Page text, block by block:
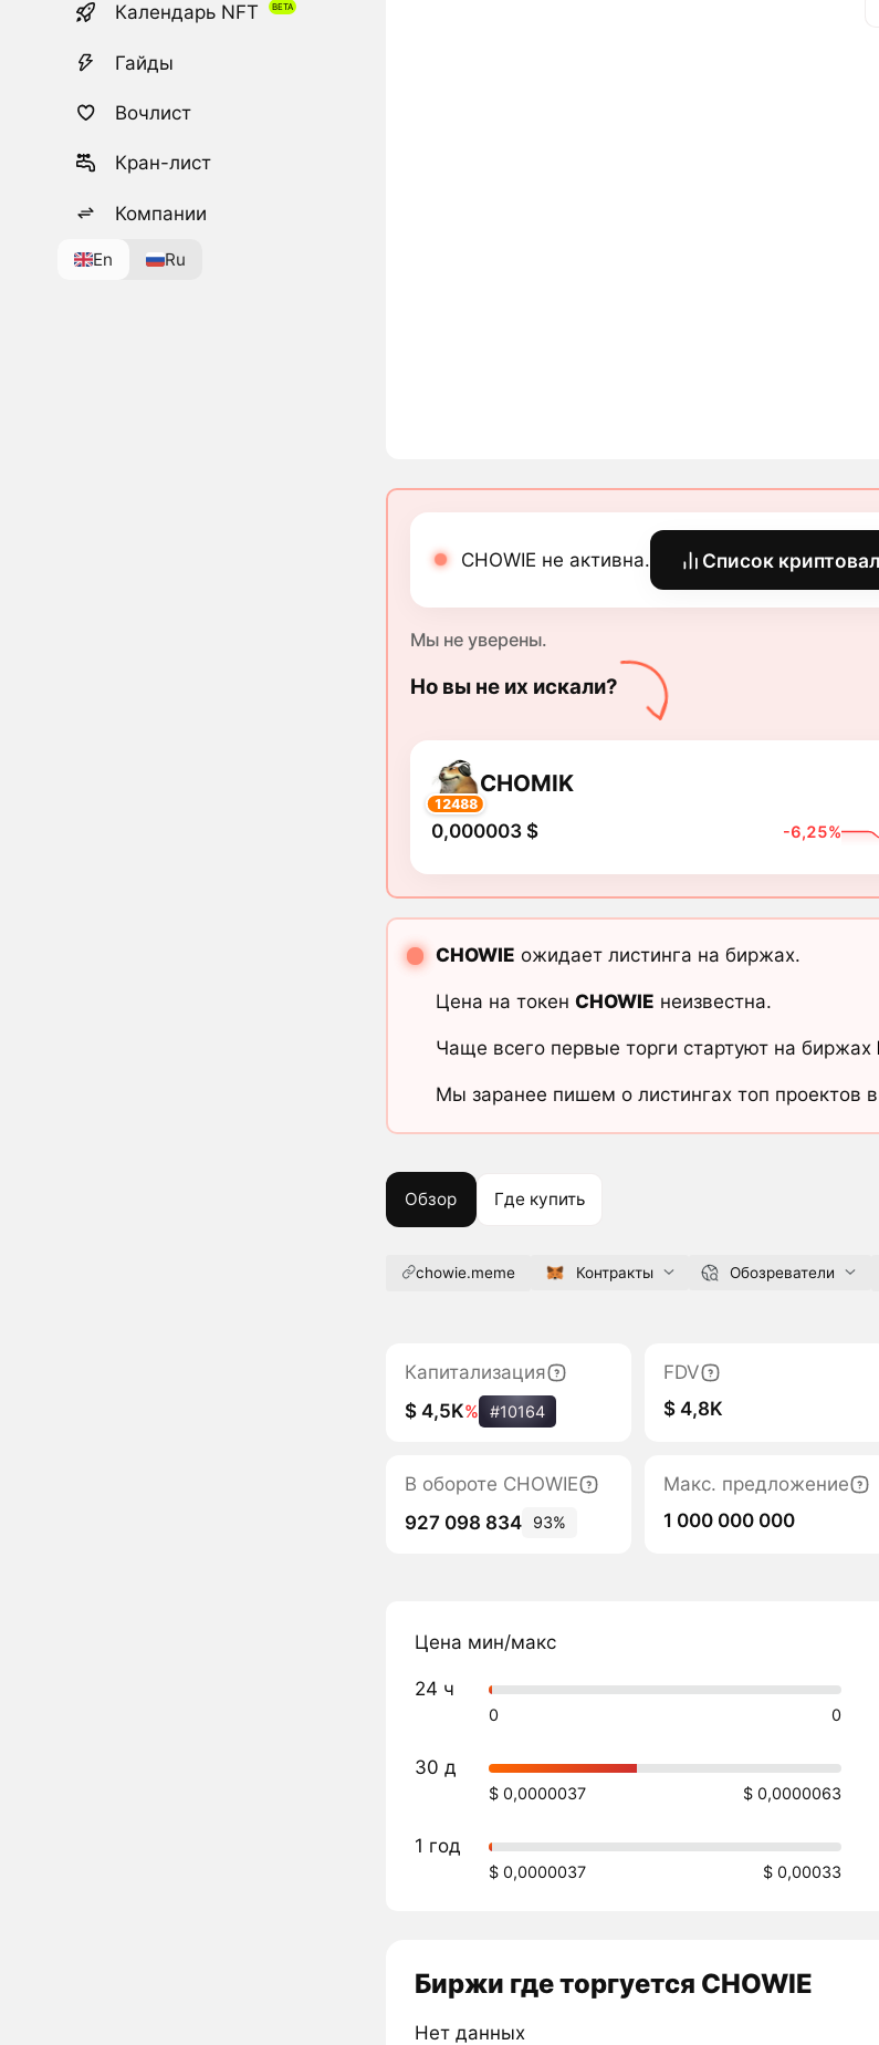
Календарь NFT
Гайды
Вочлист
Кран-лист
Компании
En Ru
CHOWIE не активна. Список
Мы не уверены.
Но вы не их искали?
12488
CHOMIK
0,000003 $ -6,25%
CHOWIE ожидает листинга на биржах.
Цена на токен CHOWIE неизвестна.
Чаще всего первые торги стартуют на биржах
Мы заранее пишем о листингах топ проектов
Обзор Где купить
chowie.meme Контракты Обозреватели
Капитализация
$ 4,5K% #10164
FDV
$ 4,8K
В обороте CHOWIE
927 098 834
93%
Макс. предложение
1 000 000 000
Цена мин/макс
24 ч
0 0
30 д
$ 0,0000037 $ 0,0000063
1 год
$ 0,0000037 $ 0,00033
Биржи где торгуется CHOWIE
Нет данных